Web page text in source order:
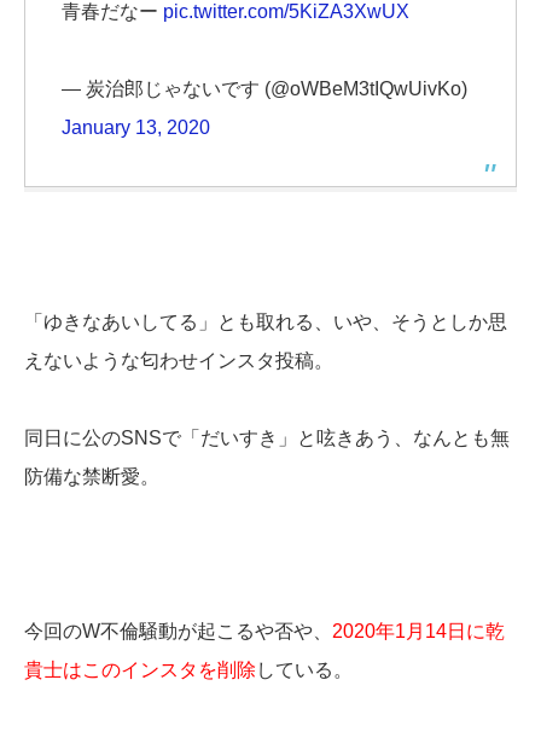
青春だなー pic.twitter.com/5KiZA3XwUX
— 炭治郎じゃないです (@oWBeM3tIQwUivKo)
January 13, 2020
「ゆきなあいしてる」とも取れる、いや、そうとしか思
えないような匂わせインスタ投稿。
同日に公のSNSで「だいすき」と呟きあう、なんとも無
防備な禁断愛。
今回のW不倫騒動が起こるや否や、 2020年1月14日に乾
貴士はこのインスタを削除 している。